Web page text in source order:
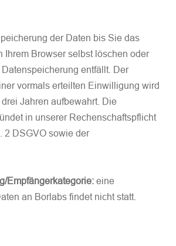
der Daten bis Sie das
Ihrem Browser selbst löschen oder
entfällt. Der
vormals erteilten Einwilligung wird
Jahren aufbewahrt. Die
in unserer Rechenschaftspflicht
2 DSGVO sowie der
Empfängerkategorie: eine
an Borlabs findet nicht statt.